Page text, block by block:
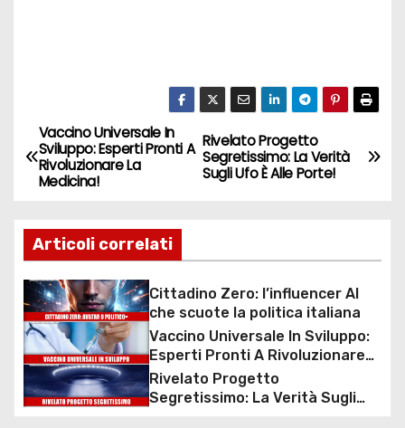
N
a
i
g
a
z
i
Rivelato Progetto
Segretissimo: La Verità
Sugli Ufo È Alle Porte!
Vaccino Universale In
Sviluppo: Esperti Pronti A
Rivoluzionare La
Medicina!
Articoli correlati
Cittadino Zero: l’influencer AI
che scuote la politica italiana
Vaccino Universale In Sviluppo:
Esperti Pronti A Rivoluzionare
La Medicina!
Rivelato Progetto
Segretissimo: La Verità Sugli